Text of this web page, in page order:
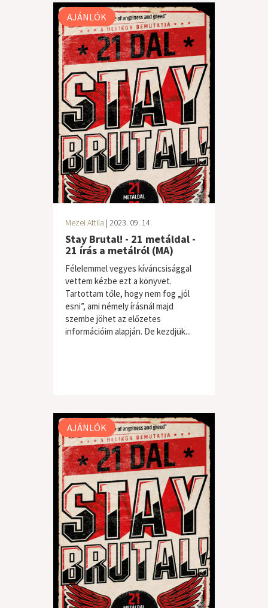
AJÁNLÓK
Mezei Attila | 2023. 09. 14.
Stay Brutal! - 21 metáldal -
21 írás a metálról (MA)
Félelemmel vegyes kíváncsisággal
vettem kézbe ezt a könyvet.
Tartottam tőle, hogy nem fog „jól
esni”, ami némely írásnál majd
szembe jöhet az előzetes
információim alapján. De kezdjük...
AJÁNLÓK